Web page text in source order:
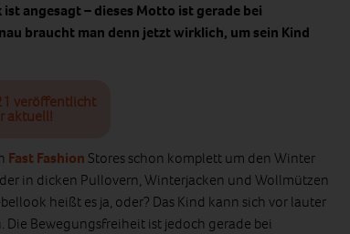
angesagt – dieses Motto ist gerade bei
braucht man denn jetzt wirklich, um sein Kind
veröffentlicht
aktuell!
Fast Fashion Stores schon komplett um den Winter
in dicken Pullovern, Winterjacken und Wollmützen
heißt es ja, oder? Das Kind kann sich vor lauter
Bewegungsfreiheit ist jedoch gerade bei